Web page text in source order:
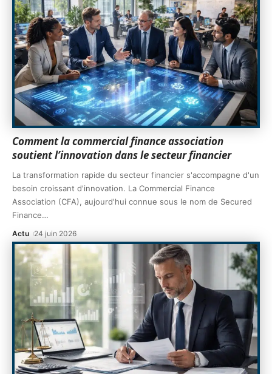
Comment la commercial finance association
soutient l’innovation dans le secteur financier
La transformation rapide du secteur financier s'accompagne d'un
besoin croissant d'innovation. La Commercial Finance
Association (CFA), aujourd'hui connue sous le nom de Secured
Finance…
Actu 24 juin 2026